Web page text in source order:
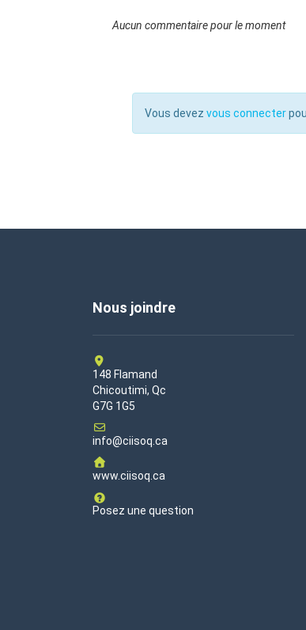
Aucun commentaire pour le moment
Vous devez vous connecter
Nous joindre
148 Flamand
Chicoutimi, Qc
G7G 1G5
info@ciisoq.ca
www.ciisoq.ca
Posez une question